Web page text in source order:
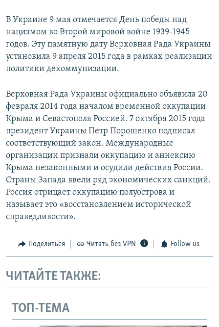
В Украине 9 мая отмечается День победы над
нацизмом во Второй мировой войне 1939-1945
годов. Эту памятную дату Верховная Рада Украины
установила 9 апреля 2015 года в рамках реализации
политики декоммунизации.
Верховная Рада Украины официально объявила 20
февраля 2014 года началом временной оккупации
Крыма и Севастополя Россией. 7 октября 2015 года
президент Украины Петр Порошенко подписал
соответствующий закон. Международные
организации признали оккупацию и аннексию
Крыма незаконными и осудили действия России.
Страны Запада ввели ряд экономических санкций.
Россия отрицает оккупацию полуострова и
называет это «восстановлением исторической
справедливости».
Поделиться Читать без VPN Follow us
ЧИТАЙТЕ ТАКЖЕ:
ТОП-ТЕМА